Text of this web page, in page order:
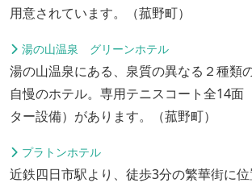
用意されています。（菰野町）
湯の山温泉 グリーンホテル
湯の山温泉にある、泉質の異なる２種類
自慢のホテル。専用テニスコート全14面
ター設備）があります。（菰野町）
プラトンホテル
近鉄四日市駅より、徒歩3分の繁華街に